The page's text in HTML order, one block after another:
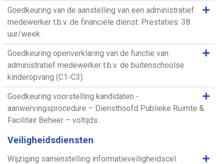
Goedkeuring van de aanstelling van een administratief
medewerker t.b.v. de financiële dienst. Prestaties: 38
uur/week.
Goedkeuring openverklaring van de functie van
administratief medewerker t.b.v. de buitenschoolse
kinderopvang (C1-C3).
Goedkeuring voorstelling kandidaten -
aanwervingsprocedure – Diensthoofd Publieke Ruimte &
Facilitair Beheer – voltijds.
Veiligheidsdiensten
Wijziging samenstelling informatieveiligheidscel.